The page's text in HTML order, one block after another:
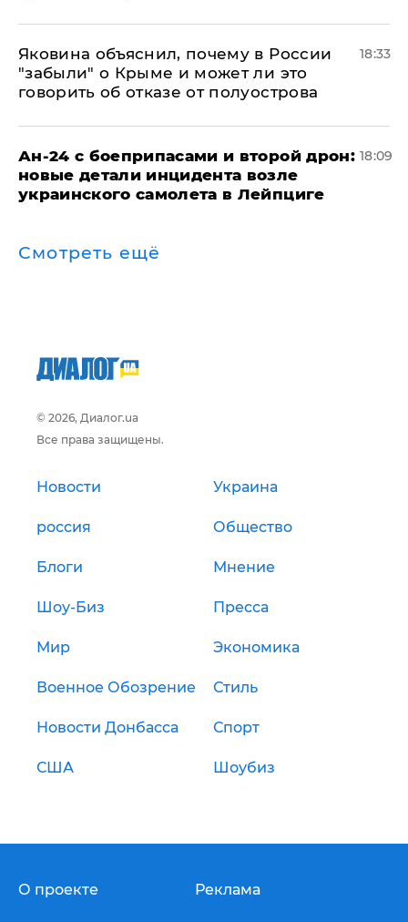
Яковина объяснил, почему в России
"забыли" о Крыме и может ли это
говорить об отказе от полуострова
18:33
Ан-24 с боеприпасами и второй дрон:
новые детали инцидента возле
украинского самолета в Лейпциге
18:09
Смотреть ещё
© 2026, Диалог.ua
Все права защищены.
Новости Украина
россия Общество
Блоги Мнение
Шоу-Биз Пресса
Мир Экономика
Военное Обозрение Стиль
Новости Донбасса Спорт
США Шоубиз
О проекте Реклама